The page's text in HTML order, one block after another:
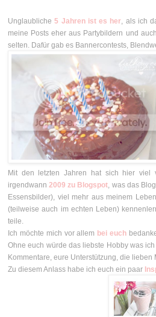
Unglaubliche5 Jahren ist es her, als ich
meine Posts eher aus Partybildern und
selten. Dafür gab es Bannercontests,
Mit den letzten Jahren hat sich hier viel
irgendwann2009 zu Blogspot, was das
Essensbilder), viel mehr aus meinem
(teilweise auch im echten Leben)
teile.
Ich möchte mich vor allem bei euch
Ohne euch würde das liebste Hobby was
Kommentare, eure Unterstützung, die
Zu diesem Anlass habe ich euch ein paar